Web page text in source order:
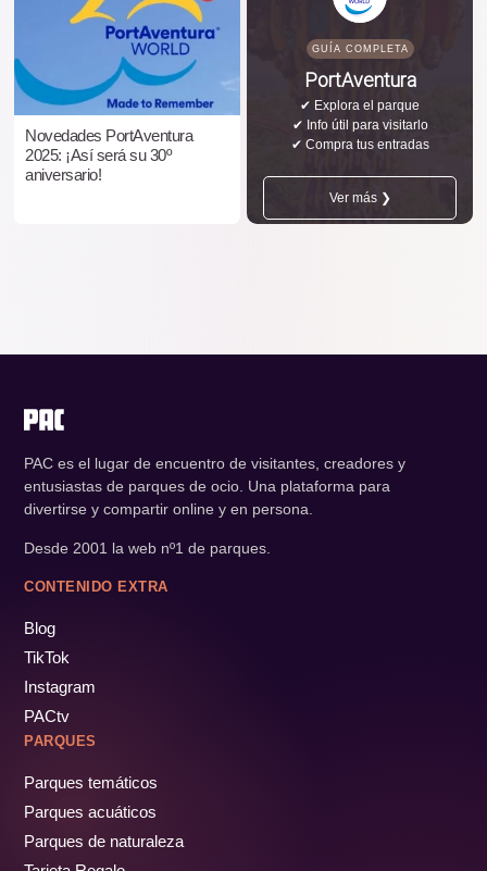
Novedades PortAventura
2025: ¡Así será su 30º
aniversario!
GUÍA COMPLETA
PortAventura
✔ Explora el parque
✔ Info útil para visitarlo
✔ Compra tus entradas
Ver más ❯
PAC es el lugar de encuentro de visitantes, creadores y
entusiastas de parques de ocio. Una plataforma para
divertirse y compartir online y en persona.
Desde 2001 la web nº1 de parques.
CONTENIDO EXTRA
Blog
TikTok
Instagram
PACtv
PARQUES
Parques temáticos
Parques acuáticos
Parques de naturaleza